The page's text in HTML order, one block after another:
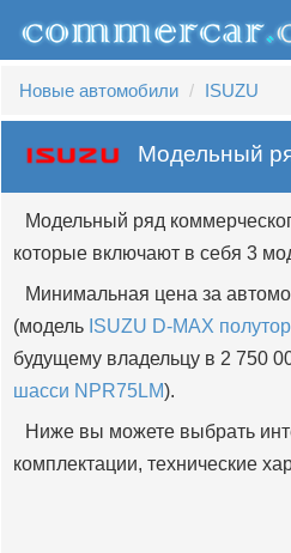
Новые автомобили ISUZU
Модельный
Модельный ряд
которые включают в себя 3
Минимальная цена за
(модель ISUZU D-MAX
будущему владельцу в 2 750
шасси NPR75LM).
Ниже вы можете выбрать
комплектации, технические